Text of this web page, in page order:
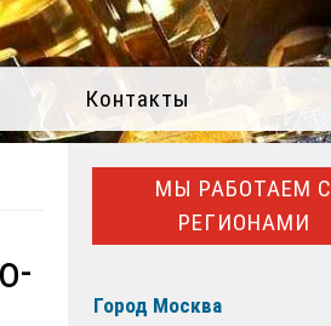
Контакты
МЫ РАБОТАЕМ С
РЕГИОНАМИ
Город Москва